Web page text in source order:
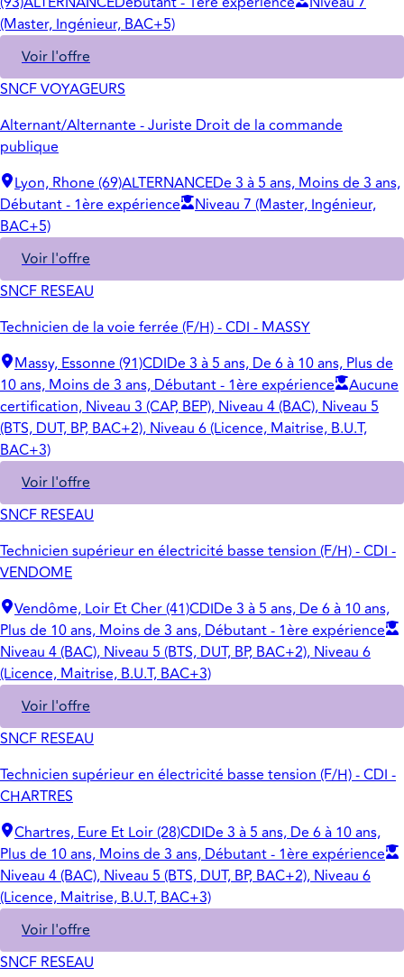
(Master, Ingénieur, BAC+5)
Voir l'offre
SNCF VOYAGEURS
Alternant/Alternante - Juriste Droit de la commande
publique
Lyon, Rhone (69)ALTERNANCEDe 3 à 5 ans, Moins de 3 ans,
Débutant - 1ère expérience
Niveau 7 (Master, Ingénieur,
BAC+5)
Voir l'offre
SNCF RESEAU
Technicien de la voie ferrée (F/H) - CDI - MASSY
Massy, Essonne (91)CDIDe 3 à 5 ans, De 6 à 10 ans, Plus de
10 ans, Moins de 3 ans, Débutant - 1ère expérience
Aucune
certification, Niveau 3 (CAP, BEP), Niveau 4 (BAC), Niveau 5
(BTS, DUT, BP, BAC+2), Niveau 6 (Licence, Maitrise, B.U.T,
BAC+3)
Voir l'offre
SNCF RESEAU
Technicien supérieur en électricité basse tension (F/H) - CDI -
VENDOME
Vendôme, Loir Et Cher (41)CDIDe 3 à 5 ans, De 6 à 10 ans,
Plus de 10 ans, Moins de 3 ans, Débutant - 1ère expérience
Niveau 4 (BAC), Niveau 5 (BTS, DUT, BP, BAC+2), Niveau 6
(Licence, Maitrise, B.U.T, BAC+3)
Voir l'offre
SNCF RESEAU
Technicien supérieur en électricité basse tension (F/H) - CDI -
CHARTRES
Chartres, Eure Et Loir (28)CDIDe 3 à 5 ans, De 6 à 10 ans,
Plus de 10 ans, Moins de 3 ans, Débutant - 1ère expérience
Niveau 4 (BAC), Niveau 5 (BTS, DUT, BP, BAC+2), Niveau 6
(Licence, Maitrise, B.U.T, BAC+3)
Voir l'offre
SNCF RESEAU